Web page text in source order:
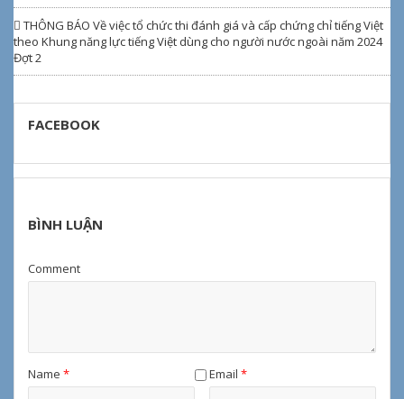
THÔNG BÁO Về việc tổ chức thi đánh giá và cấp chứng chỉ tiếng Việt
theo Khung năng lực tiếng Việt dùng cho người nước ngoài năm 2024
Đợt 2
FACEBOOK
BÌNH LUẬN
Comment
Name * Email *